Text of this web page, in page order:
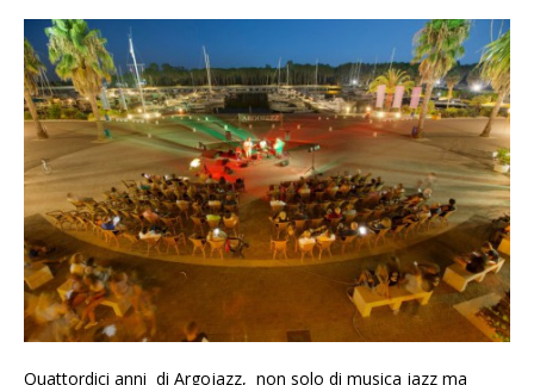
Quattordici anni di Argojazz, non solo di musica jazz ma